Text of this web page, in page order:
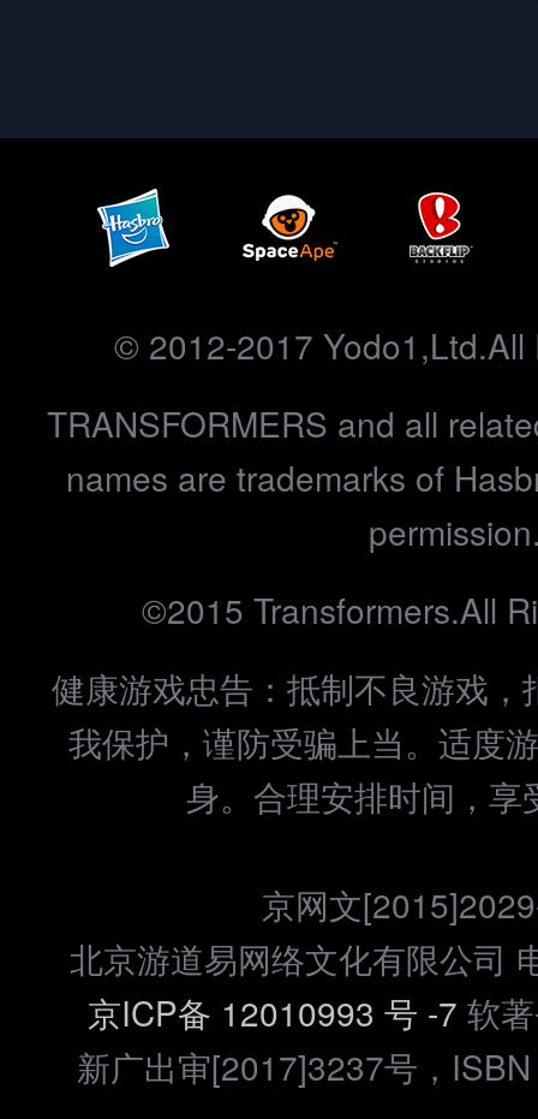
© 2012-2017 Yodo1,Ltd.All
TRANSFORMERS and all
names are trademarks of
©2015 Transformers.All
健康游戏忠告：抵制不良游戏
我保护，谨防受骗上当。适度
身。合理安排时间，享
京网文
北京游道易网络文化有限公司
京ICP备 12010993 号 -7 软
新广出审[2017]3237号，